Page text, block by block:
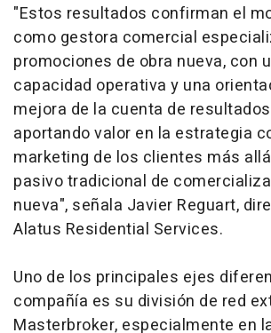
"Estos resultados confirman el
como gestora comercial
promociones de obra nueva, con
capacidad operativa y una
mejora de la cuenta de
aportando valor en la estrategia
marketing de los clientes más
pasivo tradicional de
nueva", señala Javier Reguart,
Alatus Residential Services.
Uno de los principales ejes
compañía es su división de red
Masterbroker, especialmente en